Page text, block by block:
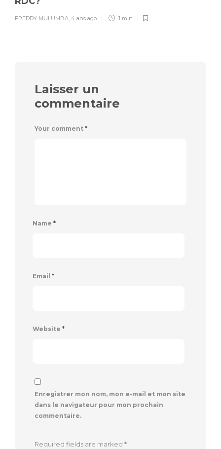
FREDDY MULUMBA, 4 ans ago 1 min
Laisser un
commentaire
Your comment *
Name *
Email *
Website *
Enregistrer mon nom, mon e-mail et mon site
dans le navigateur pour mon prochain
commentaire.
Required fields are marked *